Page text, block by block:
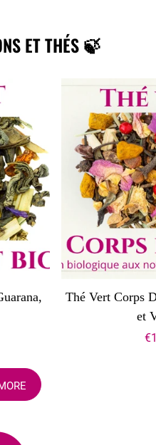
ET THÉS 🍃
Thé Vert Corps
et